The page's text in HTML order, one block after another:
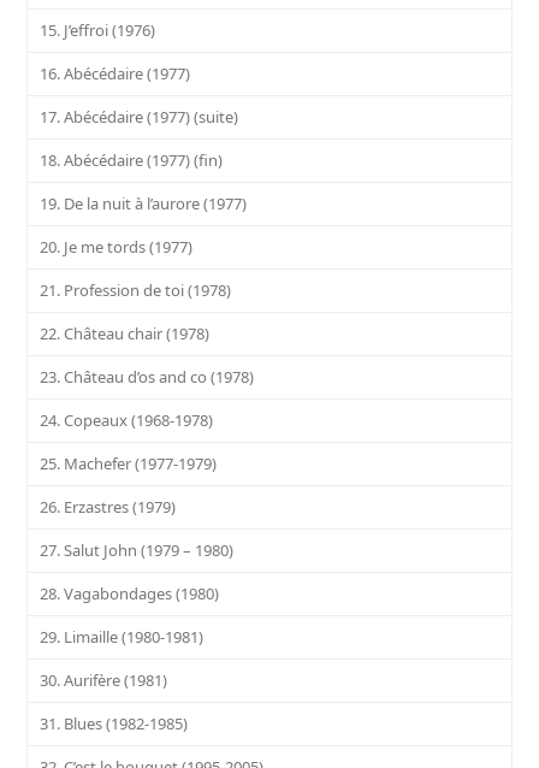
15. J’effroi (1976)
16. Abécédaire (1977)
17. Abécédaire (1977) (suite)
18. Abécédaire (1977) (fin)
19. De la nuit à l’aurore (1977)
20. Je me tords (1977)
21. Profession de toi (1978)
22. Château chair (1978)
23. Château d’os and co (1978)
24. Copeaux (1968-1978)
25. Machefer (1977-1979)
26. Erzastres (1979)
27. Salut John (1979 – 1980)
28. Vagabondages (1980)
29. Limaille (1980-1981)
30. Aurifère (1981)
31. Blues (1982-1985)